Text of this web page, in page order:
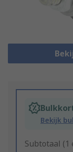
Bekijk
Subtotaal (1